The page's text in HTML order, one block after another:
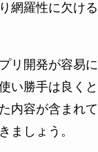
網羅性に欠け
リ開発が容易
い勝手は良く
内容が含まれ
ましょう。